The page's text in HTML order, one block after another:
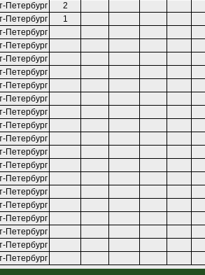
Петербург 2
Петербург 1
Петербург
Петербург
Петербург
Петербург
Петербург
Петербург
Петербург
Петербург
Петербург
Петербург
Петербург
Петербург
Петербург
Петербург
Петербург
Петербург
Петербург
Петербург